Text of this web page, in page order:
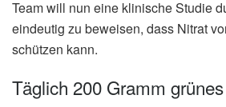
Team will nun eine klinische Studie
eindeutig zu beweisen, dass Nitrat
schützen kann.
Täglich 200 Gramm